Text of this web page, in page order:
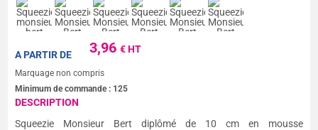
3,96€ HT
A PARTIR DE
Marquage non compris
Minimum de commande : 125
DESCRIPTION
Squeezie Monsieur Bert diplômé de 10 cm en mousse